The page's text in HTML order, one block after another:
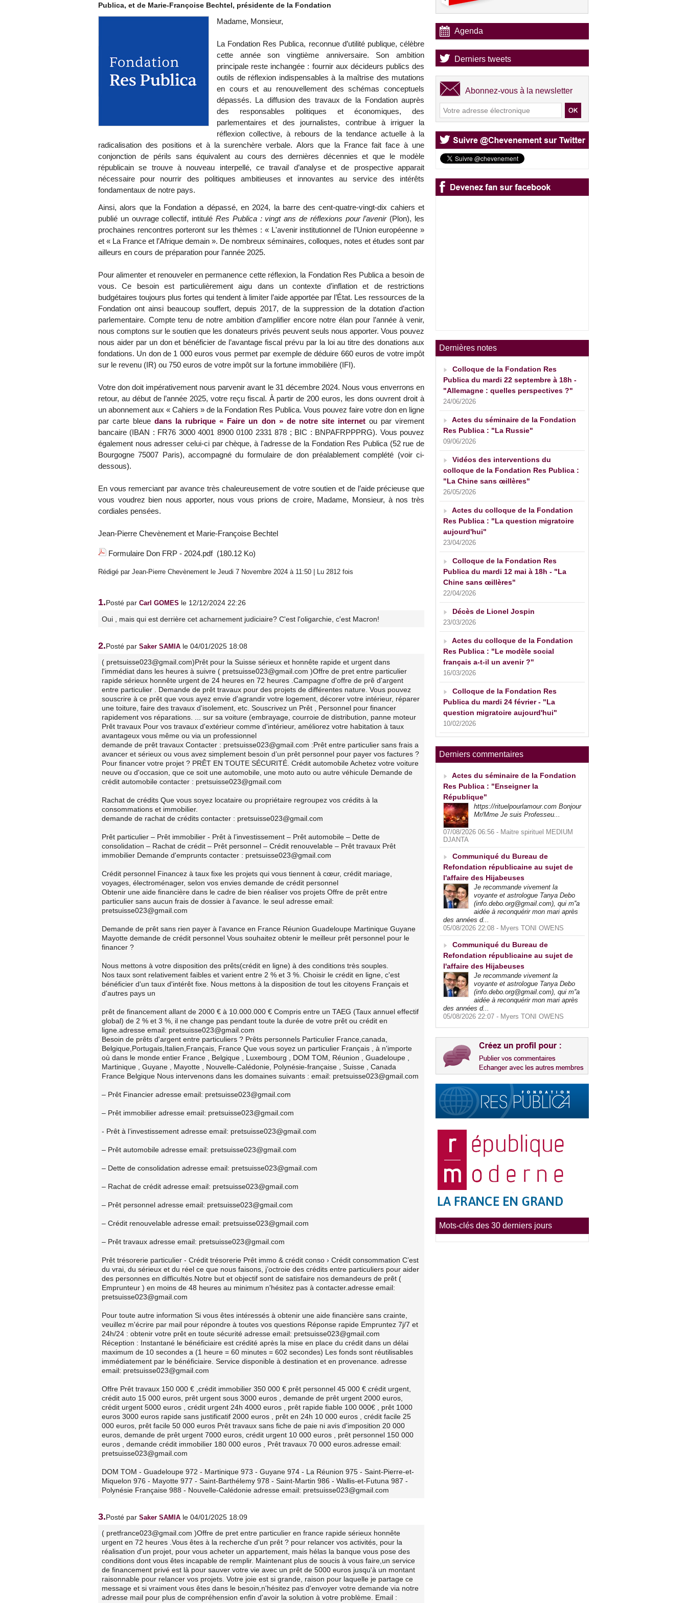
Publica, et de Marie-Françoise Bechtel, présidente de la Fondation
Madame, Monsieur,
La Fondation Res Publica, reconnue d’utilité publique, célèbre
cette année son vingtième anniversaire. Son ambition
principale reste inchangée : fournir aux décideurs publics des
outils de réflexion indispensables à la maîtrise des mutations
en cours et au renouvellement des schémas conceptuels
dépassés. La diffusion des travaux de la Fondation auprès
des responsables politiques et économiques, des
parlementaires et des journalistes, contribue à irriguer la
réflexion collective, à rebours de la tendance actuelle à la
radicalisation des positions et à la surenchère verbale. Alors que la France fait face à une
conjonction de périls sans équivalent au cours des dernières décennies et que le modèle
républicain se trouve à nouveau interpellé, ce travail d’analyse et de prospective apparait
nécessaire pour nourrir des politiques ambitieuses et innovantes au service des intérêts
fondamentaux de notre pays.
Ainsi, alors que la Fondation a dépassé, en 2024, la barre des cent-quatre-vingt-dix cahiers et
publié un ouvrage collectif, intitulé Res Publica : vingt ans de réflexions pour l’avenir(Plon), les
prochaines rencontres porteront sur les thèmes : « L'avenir institutionnel de l’Union européenne »
et « La France et l’Afrique demain ». De nombreux séminaires, colloques, notes et études sont par
ailleurs en cours de préparation pour l’année 2025.
Pour alimenter et renouveler en permanence cette réflexion, la Fondation Res Publica a besoin de
vous. Ce besoin est particulièrement aigu dans un contexte d’inflation et de restrictions
budgétaires toujours plus fortes qui tendent à limiter l’aide apportée par l’État. Les ressources de la
Fondation ont ainsi beaucoup souffert, depuis 2017, de la suppression de la dotation d’action
parlementaire. Compte tenu de notre ambition d’amplifier encore notre élan pour l’année à venir,
nous comptons sur le soutien que les donateurs privés peuvent seuls nous apporter. Vous pouvez
nous aider par un don et bénéficier de l’avantage fiscal prévu par la loi au titre des donations aux
fondations. Un don de 1 000 euros vous permet par exemple de déduire 660 euros de votre impôt
sur le revenu (IR) ou 750 euros de votre impôt sur la fortune immobilière (IFI).
Votre don doit impérativement nous parvenir avant le 31 décembre 2024. Nous vous enverrons en
retour, au début de l’année 2025, votre reçu fiscal. À partir de 200 euros, les dons ouvrent droit à
un abonnement aux « Cahiers » de la Fondation Res Publica. Vous pouvez faire votre don en ligne
par carte bleuedans la rubrique « Faire un don » de notre site internet ou par virement
bancaire (IBAN : FR76 3000 4001 8900 0100 2331 878 ; BIC : BNPAFRPPPRG). Vous pouvez
également nous adresser celui-ci par chèque, à l'adresse de la Fondation Res Publica (52 rue de
Bourgogne 75007 Paris), accompagné du formulaire de don préalablement complété (voir ci-
dessous).
En vous remerciant par avance très chaleureusement de votre soutien et de l’aide précieuse que
vous voudrez bien nous apporter, nous vous prions de croire, Madame, Monsieur, à nos très
cordiales pensées.
Jean-Pierre Chevènement et Marie-Françoise Bechtel
Formulaire Don FRP - 2024.pdf (180.12 Ko)
Rédigé par Jean-Pierre Chevènement le Jeudi 7 Novembre 2024 à 11:50 | Lu 2812 fois
1.Posté par Carl GOMES le 12/12/2024 22:26
Oui , mais qui est derrière cet acharnement judiciaire? C'est l'oligarchie, c'est Macron!
2.Posté par Saker SAMIA le 04/01/2025 18:08
( pretsuisse023@gmail.com)Prêt pour la Suisse sérieux et honnête rapide et urgent dans
l'immédiat dans les heures à suivre ( pretsuisse023@gmail.com )Offre de pret entre particulier
rapide sérieux honnête urgent de 24 heures en 72 heures .Campagne d'offre de prê d'argent
entre particulier . Demande de prêt travaux pour des projets de différentes nature. Vous pouvez
souscrire à ce prêt que vous ayez envie d'agrandir votre logement, décorer votre intérieur, réparer
une toiture, faire des travaux d'isolement, etc. Souscrivez un Prêt , Personnel pour financer
rapidement vos réparations. ... sur sa voiture (embrayage, courroie de distribution, panne moteur
Prêt travaux Pour vos travaux d'extérieur comme d'intérieur, améliorez votre habitation à taux
avantageux vous même ou via un professionnel
demande de prêt travaux Contacter : pretsuisse023@gmail.com :Prêt entre particulier sans frais a
avancer et sérieux ou vous avez simplement besoin d’un prêt personnel pour payer vos factures ?
Pour financer votre projet ? PRÊT EN TOUTE SÉCURITÉ. Crédit automobile Achetez votre voiture
neuve ou d'occasion, que ce soit une automobile, une moto auto ou autre véhicule Demande de
crédit automobile contacter : pretsuisse023@gmail.com
Rachat de crédits Que vous soyez locataire ou propriétaire regroupez vos crédits à la
consommations et immobilier.
demande de rachat de crédits contacter : pretsuisse023@gmail.com
Prêt particulier – Prêt immobilier - Prêt à l’investissement – Prêt automobile – Dette de
consolidation – Rachat de crédit – Prêt personnel – Crédit renouvelable – Prêt travaux Prêt
immobilier Demande d'emprunts contacter : pretsuisse023@gmail.com
Crédit personnel Financez à taux fixe les projets qui vous tiennent à cœur, crédit mariage,
voyages, électroménager, selon vos envies demande de crédit personnel
Obtenir une aide financière dans le cadre de bien réaliser vos projets Offre de prêt entre
particulier sans aucun frais de dossier à l'avance. le seul adresse email:
pretsuisse023@gmail.com
Demande de prêt sans rien payer à l'avance en France Réunion Guadeloupe Martinique Guyane
Mayotte demande de crédit personnel Vous souhaitez obtenir le meilleur prêt personnel pour le
financer ?
Nous mettons à votre disposition des prêts(crédit en ligne) à des conditions très souples.
Nos taux sont relativement faibles et varient entre 2 % et 3 %. Choisir le crédit en ligne, c'est
bénéficier d'un taux d'intérêt fixe. Nous mettons à la disposition de tout les citoyens Français et
d'autres pays un
prêt de financement allant de 2000 € à 10.000.000 € Compris entre un TAEG (Taux annuel effectif
global) de 2 % et 3 %, il ne change pas pendant toute la durée de votre prêt ou crédit en
ligne.adresse email: pretsuisse023@gmail.com
Besoin de prêts d'argent entre particuliers ? Prêts personnels Particulier France,canada,
Belgique,Portugais,Italien,Français, France Que vous soyez un particulier Français , à n'importe
où dans le monde entier France , Belgique , Luxembourg , DOM TOM, Réunion , Guadeloupe ,
Martinique , Guyane , Mayotte , Nouvelle-Calédonie, Polynésie-française , Suisse , Canada
France Belgique Nous intervenons dans les domaines suivants : email: pretsuisse023@gmail.com
– Prêt Financier adresse email: pretsuisse023@gmail.com
– Prêt immobilier adresse email: pretsuisse023@gmail.com
- Prêt à l’investissement adresse email: pretsuisse023@gmail.com
– Prêt automobile adresse email: pretsuisse023@gmail.com
– Dette de consolidation adresse email: pretsuisse023@gmail.com
– Rachat de crédit adresse email: pretsuisse023@gmail.com
– Prêt personnel adresse email: pretsuisse023@gmail.com
– Crédit renouvelable adresse email: pretsuisse023@gmail.com
– Prêt travaux adresse email: pretsuisse023@gmail.com
Prêt trésorerie particulier - Crédit trésorerie Prêt immo & crédit conso › Crédit consommation C’est
du vrai, du sérieux et du réel ce que nous faisons, j’octroie des crédits entre particuliers pour aider
des personnes en difficultés.Notre but et objectif sont de satisfaire nos demandeurs de prêt (
Emprunteur ) en moins de 48 heures au minimum n'hésitez pas à contacter.adresse email:
pretsuisse023@gmail.com
Pour toute autre information Si vous êtes intéressés à obtenir une aide financière sans crainte,
veuillez m'écrire par mail pour répondre à toutes vos questions Réponse rapide Empruntez 7j/7 et
24h/24 : obtenir votre prêt en toute sécurité adresse email: pretsuisse023@gmail.com
Réception : Instantané le bénéficiaire est crédité après la mise en place du crédit dans un délai
maximum de 10 secondes a (1 heure = 60 minutes = 602 secondes) Les fonds sont réutilisables
immédiatement par le bénéficiaire. Service disponible à destination et en provenance. adresse
email: pretsuisse023@gmail.com
Offre Prêt travaux 150 000 € ,crédit immobilier 350 000 € prêt personnel 45 000 € crédit urgent,
crédit auto 15 000 euros, prêt urgent sous 3000 euros , demande de prêt urgent 2000 euros,
crédit urgent 5000 euros , crédit urgent 24h 4000 euros , prêt rapide fiable 100 000€ , prêt 1000
euros 3000 euros rapide sans justificatif 2000 euros , prêt en 24h 10 000 euros , crédit facile 25
000 euros, prêt facile 50 000 euros Prêt travaux sans fiche de paie ni avis d'imposition 20 000
euros, demande de prêt urgent 7000 euros, crédit urgent 10 000 euros , prêt personnel 150 000
euros , demande crédit immobilier 180 000 euros , Prêt travaux 70 000 euros.adresse email:
pretsuisse023@gmail.com
DOM TOM - Guadeloupe 972 - Martinique 973 - Guyane 974 - La Réunion 975 - Saint-Pierre-et-
Miquelon 976 - Mayotte 977 - Saint-Barthélemy 978 - Saint-Martin 986 - Wallis-et-Futuna 987 -
Polynésie Française 988 - Nouvelle-Calédonie adresse email: pretsuisse023@gmail.com
3.Posté par Saker SAMIA le 04/01/2025 18:09
( pretfrance023@gmail.com )Offre de pret entre particulier en france rapide sérieux honnête
urgent en 72 heures .Vous êtes à la recherche d'un prêt ? pour relancer vos activités, pour la
réalisation d'un projet, pour vous acheter un appartement, mais hélas la banque vous pose des
conditions dont vous êtes incapable de remplir. Maintenant plus de soucis à vous faire,un service
de financement privé est là pour sauver votre vie avec un prêt de 5000 euros jusqu'à un montant
raisonnable pour relancer vos projets. Votre joie est si grande, raison pour laquelle je partage ce
message et si vraiment vous êtes dans le besoin,n'hésitez pas d'envoyer votre demande via notre
adresse mail pour plus de compréhension enfin d'avoir la solution à votre problème. Email :
Agenda
Derniers tweets
Abonnez-vous à la newsletter
Dernières notes
Colloque de la Fondation Res
Publica du mardi 22 septembre à 18h -
"Allemagne : quelles perspectives ?"
24/06/2026
Actes du séminaire de la Fondation
Res Publica : "La Russie"
09/06/2026
Vidéos des interventions du
colloque de la Fondation Res Publica :
"La Chine sans œillères"
26/05/2026
Actes du colloque de la Fondation
Res Publica : "La question migratoire
aujourd'hui"
23/04/2026
Colloque de la Fondation Res
Publica du mardi 12 mai à 18h - "La
Chine sans œillères"
22/04/2026
Décès de Lionel Jospin
23/03/2026
Actes du colloque de la Fondation
Res Publica : "Le modèle social
français a-t-il un avenir ?"
16/03/2026
Colloque de la Fondation Res
Publica du mardi 24 février - "La
question migratoire aujourd'hui"
10/02/2026
Derniers commentaires
Actes du séminaire de la Fondation
Res Publica : "Enseigner la
République"
https://rituelpourlamour.com Bonjour
Mr/Mme Je suis Professeu...
07/08/2026 06:56 - Maitre spirituel MEDIUM
DJANTA
Communiqué du Bureau de
Refondation républicaine au sujet de
l'affaire des Hijabeuses
Je recommande vivement la
voyante et astrologue Tanya Debo
(info.debo.org@gmail.com), qui m''a
aidée à reconquérir mon mari après
des années d...
05/08/2026 22:08 - Myers TONI OWENS
Communiqué du Bureau de
Refondation républicaine au sujet de
l'affaire des Hijabeuses
Je recommande vivement la
voyante et astrologue Tanya Debo
(info.debo.org@gmail.com), qui m''a
aidée à reconquérir mon mari après
des années d...
05/08/2026 22:07 - Myers TONI OWENS
Mots-clés des 30 derniers jours